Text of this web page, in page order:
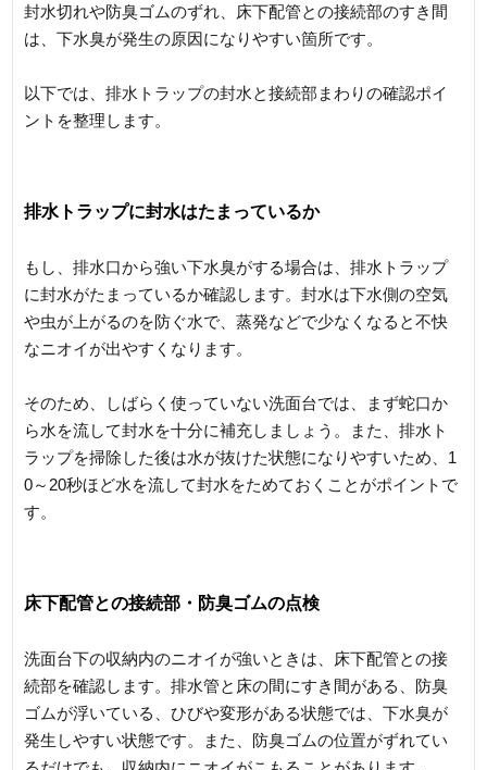
封水切れや防臭ゴムのずれ、床下配管との接続部のすき間
は、下水臭が発生の原因になりやすい箇所です。
以下では、排水トラップの封水と接続部まわりの確認ポイ
ントを整理します。
排水トラップに封水はたまっているか
もし、排水口から強い下水臭がする場合は、排水トラップ
に封水がたまっているか確認します。封水は下水側の空気
や虫が上がるのを防ぐ水で、蒸発などで少なくなると不快
なニオイが出やすくなります。
そのため、しばらく使っていない洗面台では、まず蛇口か
ら水を流して封水を十分に補充しましょう。また、排水ト
ラップを掃除した後は水が抜けた状態になりやすいため、1
0～20秒ほど水を流して封水をためておくことがポイントで
す。
床下配管との接続部・防臭ゴムの点検
洗面台下の収納内のニオイが強いときは、床下配管との接
続部を確認します。排水管と床の間にすき間がある、防臭
ゴムが浮いている、ひびや変形がある状態では、下水臭が
発生しやすい状態です。また、防臭ゴムの位置がずれてい